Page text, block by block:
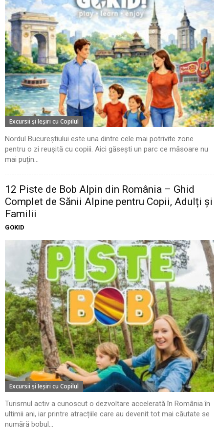
Excursii şi Ieşiri cu Copilul
Nordul Bucureștiului este una dintre cele mai potrivite zone
pentru o zi reușită cu copiii. Aici găsești un parc ce măsoare nu
mai puțin...
12 Piste de Bob Alpin din România – Ghid
Complet de Sănii Alpine pentru Copii, Adulți și
Familii
GOKID
Excursii şi Ieşiri cu Copilul
Turismul activ a cunoscut o dezvoltare accelerată în România în
ultimii ani, iar printre atracțiile care au devenit tot mai căutate se
numără bobul...